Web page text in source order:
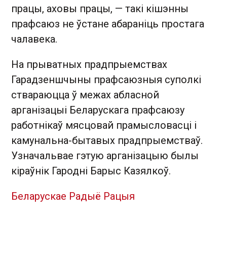
працы, аховы працы, — такі кішэнны
прафсаюз не ўстане абараніць простага
чалавека.
На прыватных прадпрыемствах
Гарадзеншчыны прафсаюзныя суполкі
ствараюцца ў межах абласной
арганізацыі Беларускага прафсаюзу
работнікаў мясцовай прамысловасці і
камунальна-бытавых прадпрыемстваў.
Узначальвае гэтую арганізацыю былы
кіраўнік Гародні Барыс Казялкоў.
Беларускае Радыё Рацыя